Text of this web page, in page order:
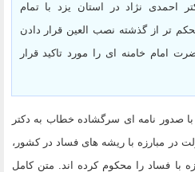
احمدی نژاد در استان یزد با تمام
تر از گذشته نصب العین قرار دادن
امام خامنه ای را مورد تاکید قرار
صدور نامه ای سرگشاده خطاب به دکتر
در مبارزه با ریشه های فساد در کشور،
با فساد را محکوم کرده اند. متن کامل